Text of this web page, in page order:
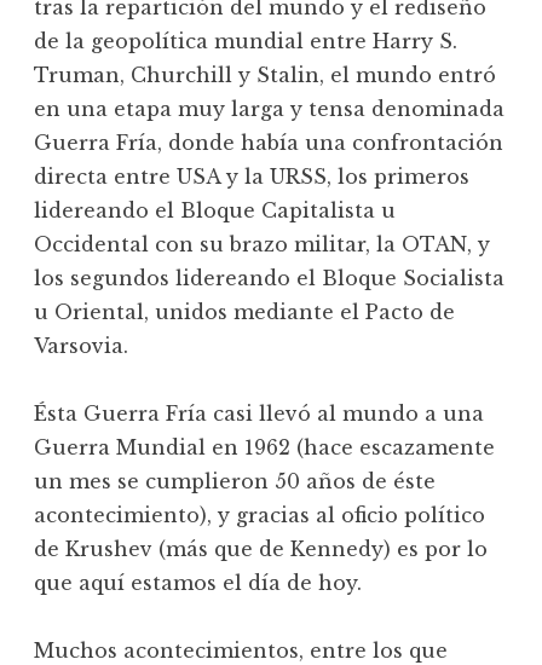
tras la repartición del mundo y el rediseño
de la geopolítica mundial entre Harry S.
Truman, Churchill y Stalin, el mundo entró
en una etapa muy larga y tensa denominada
Guerra Fría, donde había una confrontación
directa entre USA y la URSS, los primeros
lidereando el Bloque Capitalista u
Occidental con su brazo militar, la OTAN, y
los segundos lidereando el Bloque Socialista
u Oriental, unidos mediante el Pacto de
Varsovia.
Ésta Guerra Fría casi llevó al mundo a una
Guerra Mundial en 1962 (hace escazamente
un mes se cumplieron 50 años de éste
acontecimiento), y gracias al oficio político
de Krushev (más que de Kennedy) es por lo
que aquí estamos el día de hoy.
Muchos acontecimientos, entre los que